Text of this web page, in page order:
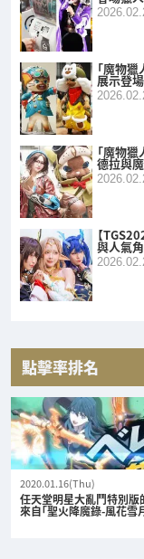
「魔物
展示登場
「魔物
德拉與
【
與人氣
點擊率排名
2020.01.16(Thu)
任天堂明星大亂鬥特別版
來自「聖火降魔錄-風花雪